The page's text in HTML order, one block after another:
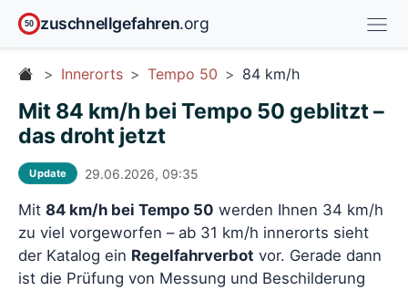
50 zuschnellgefahren.org
Innerorts Tempo 50 84 km/h
Mit 84 km/h bei Tempo 50 geblitzt –
das droht jetzt
Update 29.06.2026, 09:35
Mit 84 km/h bei Tempo 50 werden Ihnen 34 km/h
zu viel vorgeworfen – ab 31 km/h innerorts sieht
der Katalog ein Regelfahrverbot vor. Gerade dann
ist die Prüfung von Messung und Beschilderung